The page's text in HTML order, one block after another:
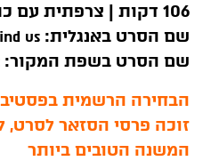
106 דקות | צרפתית עם כתוביות בעברית ובאנגלית
שם הסרט באנגלית: us
שם הסרט בשפת המקור:
הבחירה הרשמית בפסטיבל
זוכה פרסי הסזאר לסרט,
המשנה הטובים ביותר